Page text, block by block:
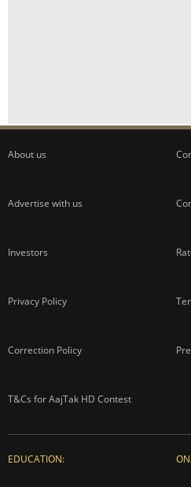
About us
Advertise with us
Investors
Privacy Policy
Correction Policy
T&Cs for AajTak HD Contest
EDUCATION: